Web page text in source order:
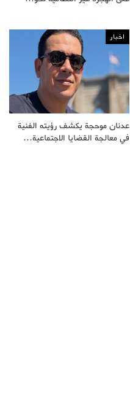
اخبار
عدنان موحجة يكشف رؤيته الفنية
في معالجة القضايا الاجتماعية…